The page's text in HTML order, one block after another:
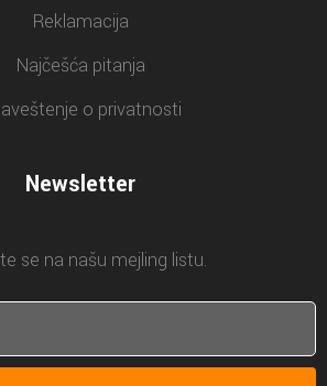
Reklamacija
Najčešća pitanja
o privatnosti
Newsletter
se na našu mejling listu.